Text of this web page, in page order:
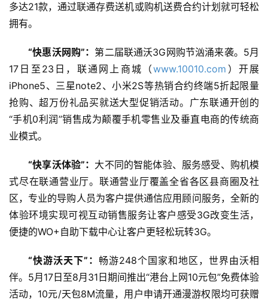
多达21款，通过联通存费送机或购机送费合约计划就可轻松
拥有。
“快惠沃网购”： 第二届联通沃3G网购节汹涌来袭。5月
17日至23日，联通网上商城（www.10010.com ）开展
iPhone5、三星note2、小米2S等热销合约终端5折起限量
抢购、超万份礼品买就送大型促销活动。广东联通开创的
“手机0利润”销售成为颠覆手机零售业及垂直电商的传统商
业模式。
“快享沃体验”： 大不同的智能体验、服务感受、购机模
式尽在联通营业厅。联通营业厅覆盖全省各区县商圈及社
区，专业的导购人员为客户提供通信应用顾问服务，全新的
体验环境实现可视互动销售服务让客户感受3G改变生活，
便捷的WO+自助下载中心让客户更轻松玩转3G。
“快游沃天下”： 畅游248个国家和地区，世界由沃相
伴。5月17日至8月31日期间推出“港台上网10元包”免费体验
活动，10元/天包8M流量，用户申请开通漫游权限均可获赠